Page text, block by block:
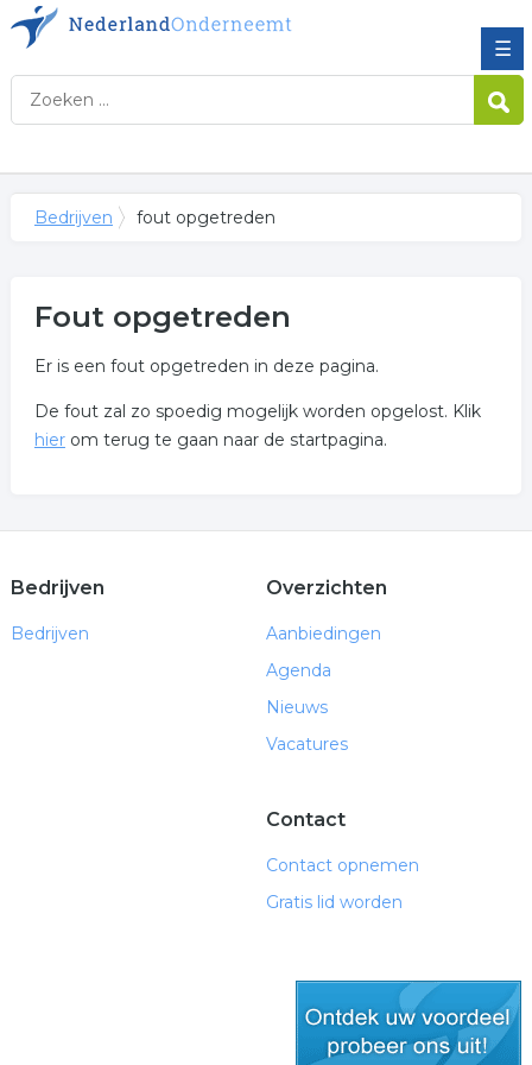
☰
Bedrijven fout opgetreden
Fout opgetreden
Er is een fout opgetreden in deze pagina.
De fout zal zo spoedig mogelijk worden opgelost. Klik
hierom terug te gaan naar de startpagina.
Bedrijven
Bedrijven
Overzichten
Aanbiedingen
Agenda
Nieuws
Vacatures
Contact
Contact opnemen
Gratis lid worden